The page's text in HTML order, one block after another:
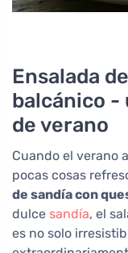
Ensalada
balcánico -
de verano
Cuando el verano
pocas cosas
de sandía con
dulce sandía, el
es no solo